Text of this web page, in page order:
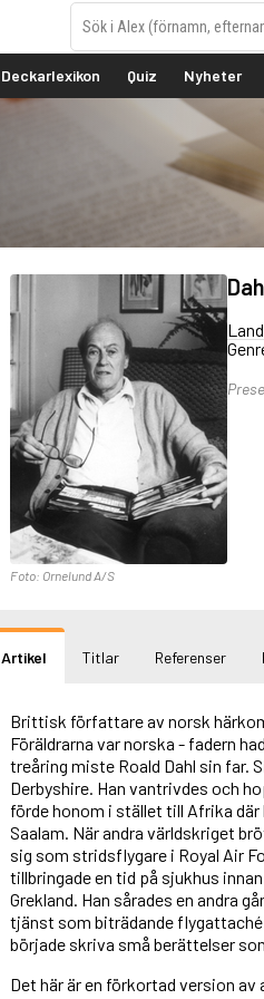
Deckarlexikon Quiz Nyheter
Foto: Ornelund A/S
Artikel Titlar Referenser
Brittisk författare av norsk
Föräldrarna var norska - fadern
treåring miste Roald Dahl sin far.
Derbyshire. Han vantrivdes och
förde honom i stället till Afrika där
Saalam. När andra världskriget
sig som stridsflygare i Royal Air
tillbringade en tid på sjukhus
Grekland. Han sårades en andra
tjänst som biträdande flygattaché
började skriva små berättelser
Det här är en förkortad version av